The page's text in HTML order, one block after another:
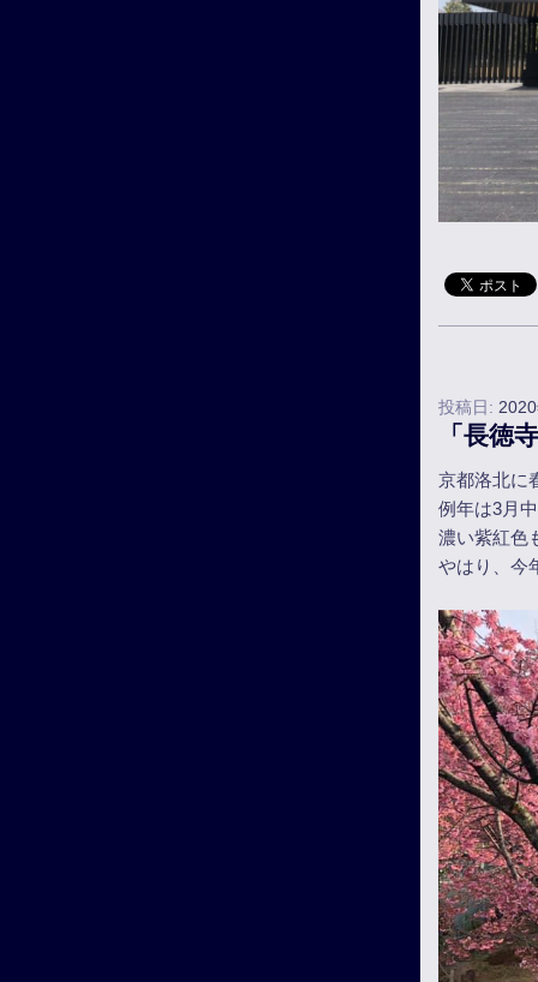
投稿日:
「長徳
京都洛北に
例年は3月
濃い紫紅色
やはり、今